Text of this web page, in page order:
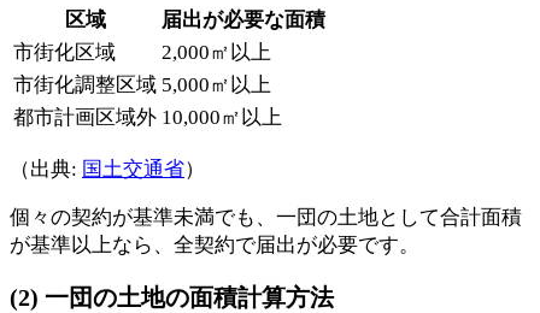
区域
届出が必要な面積
市街化区域
2,000㎡以上
市街化調整区域 5,000㎡以上
都市計画区域外 10,000㎡以上
（出典: 国土交通省）
個々の契約が基準未満でも、一団の土地として合計面積
が基準以上なら、全契約で届出が必要です。
(2) 一団の土地の面積計算方法